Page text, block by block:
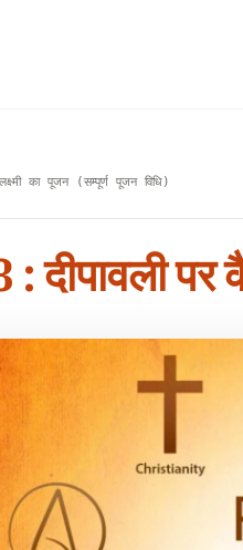
का पूजन (सम्पूर्ण पूजन विधि)
पर